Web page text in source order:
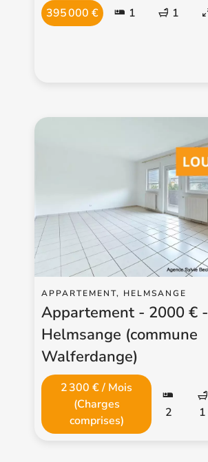
395 000 € 1 1
APPARTEMENT, HELMSANGE
Appartement - 2000 € -
Helmsange (commune
Walferdange)
2 300 € / Mois
(Charges
comprises)
2 1